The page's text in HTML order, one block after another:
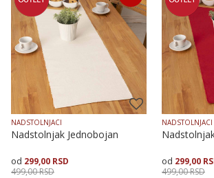
35X135 50X90
NADSTOLNJACI
Nadstolnjak Jednobojan
299,00 RSD
499,00RSD
NADSTOLNJACI
299,00
499,00RSD